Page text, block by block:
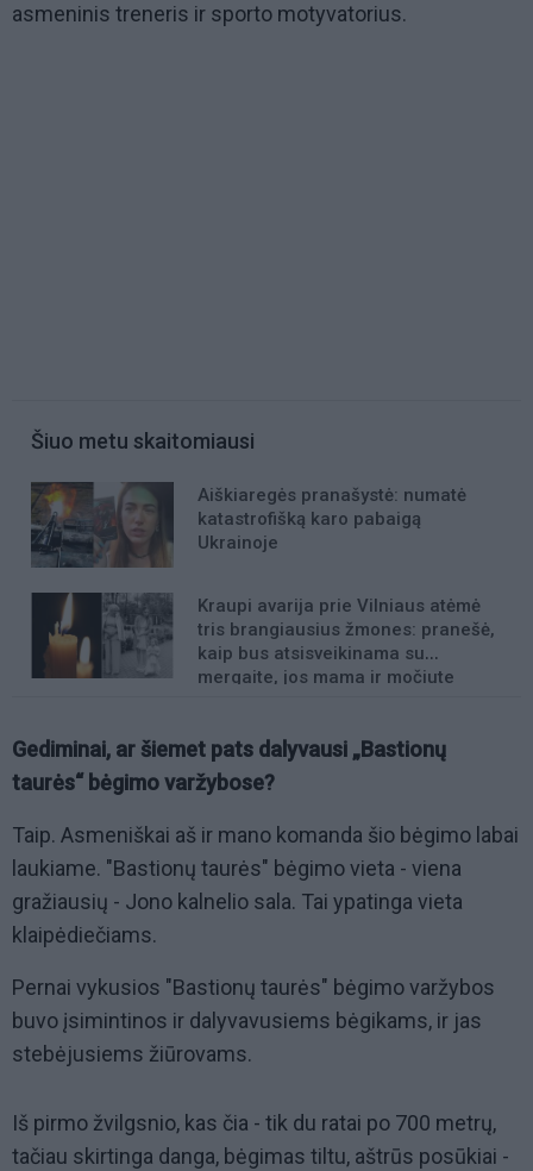
asmeninis treneris ir sporto motyvatorius.
Šiuo metu skaitomiausi
Aiškiaregės pranašystė: numatė
katastrofišką karo pabaigą
Ukrainoje
Kraupi avarija prie Vilniaus atėmė
tris brangiausius žmones: pranešė,
kaip bus atsisveikinama su
mergaite, jos mama ir močiute
Gediminai, ar šiemet pats dalyvausi „Bastionų
taurės“ bėgimo varžybose?
Taip. Asmeniškai aš ir mano komanda šio bėgimo labai
laukiame. "Bastionų taurės" bėgimo vieta - viena
gražiausių - Jono kalnelio sala. Tai ypatinga vieta
klaipėdiečiams.
Pernai vykusios "Bastionų taurės" bėgimo varžybos
buvo įsimintinos ir dalyvavusiems bėgikams, ir jas
stebėjusiems žiūrovams.
Iš pirmo žvilgsnio, kas čia - tik du ratai po 700 metrų,
tačiau skirtinga danga, bėgimas tiltu, aštrūs posūkiai -